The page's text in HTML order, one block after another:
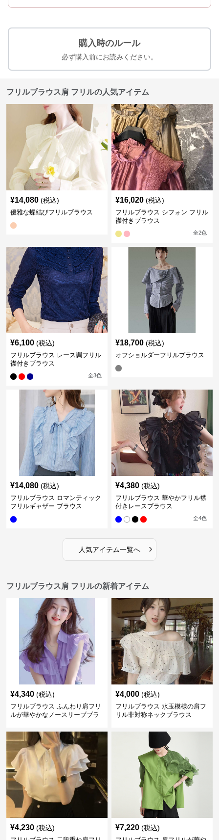
購入時のルール
必ず購入前にお読みください。
フリルブラウス肩 フリルの人気アイテム
¥14,080 (税込)
優雅な蝶結びフリルブラウス
¥16,020 (税込)
フリルブラウス シフォン フリル
襟付きブラウス
全2色
¥6,100 (税込)
フリルブラウス レース調フリル
襟付きブラウス
全3色
¥18,700 (税込)
オフショルダーフリルブラウス
¥14,080 (税込)
フリルブラウス ロマンティック
フリルギャザー ブラウス
¥4,380 (税込)
フリルブラウス 華やかフリル襟
付きレースブラウス
全4色
人気アイテム一覧へ ›
フリルブラウス肩 フリルの新着アイテム
¥4,340 (税込)
フリルブラウス ふんわり肩フリ
ルが華やかなノースリーブブラ
¥4,000 (税込)
フリルブラウス 水玉模様の肩フ
リル非対称ネックブラウス
¥4,230 (税込) ¥7,220 (税込)